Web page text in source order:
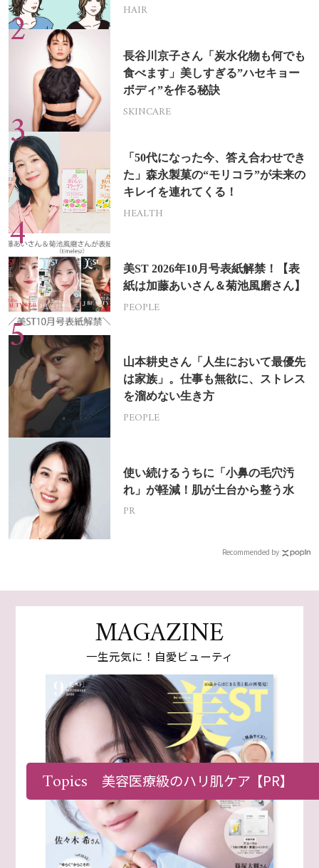
HAIR
長谷川京子さん「炭水化物も何でも
食べます」美しすぎる”ハセキョー
ボディ”を作る秘訣
SKINCARE
「50代になった今、答え合わせでき
た」森永製菓の“モリコラ”が未来の
キレイを連れてくる！
HEALTH
美ST 2026年10月号表紙解禁！【表
紙は加藤あいさん＆菊池風磨さん】
PEOPLE
山本耕史さん「人生において最優先
は家族」。仕事も無欲に、ストレス
を溜めない生き方
PEOPLE
使い続けるうちに「小鼻の毛穴汚
れ」が軽減！肌が土台から整う水
PR
Recommended by
MAGAZINE
一生元気に！自愛ビューティ
Topics 美容医療級のハリ肌ケア【PR】